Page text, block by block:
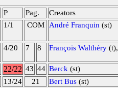
P Pag. Creators
1/1 COM André Franquin (st)
4/20 7 8 François Walthéry (t),
22/22 43 44 Berck (st)
13/24 21 Bert Bus (st)